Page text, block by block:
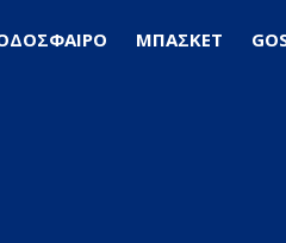
ΜΠΑΣΚΕΤ